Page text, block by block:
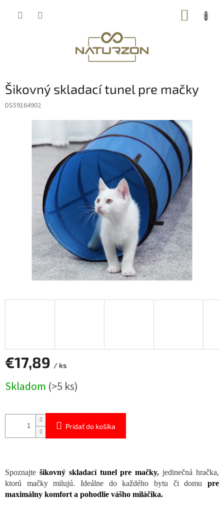
Šikovný skladací tunel pre mačky
DS59164902
€17,89 / ks
cena:
Skladom (>5 ks)
Pridať do košíka
Spoznajte šikovný skladací tunel pre mačky, jedinečná hračka,
ktorú mačky milujú. Ideálne do každého bytu či domu pre
maximálny komfort a pohodlie vášho miláčika.